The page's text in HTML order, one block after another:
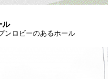
ル
ンロビーのあるホール